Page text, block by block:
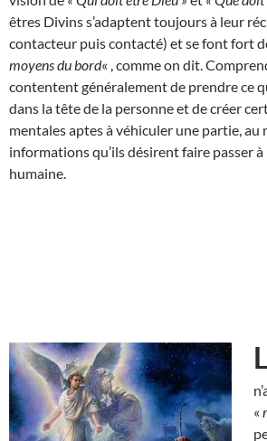
êtres Divins s’adaptent toujours à leur
contacteur puis contacté) et se font fort
moyens du bord« , comme on dit.
contentent généralement de prendre ce
dans la tête de la personne et de créer
mentales aptes à véhiculer une partie, au
informations qu’ils désirent faire passer à
humaine.
L
«